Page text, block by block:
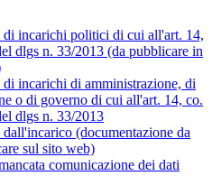
incarichi politici di cui all'art. 14,
dlgs n. 33/2013 (da pubblicare in
incarichi di amministrazione, di
o di governo di cui all'art. 14, co.
dlgs n. 33/2013
dall'incarico (documentazione da
sul sito web)
comunicazione dei dati